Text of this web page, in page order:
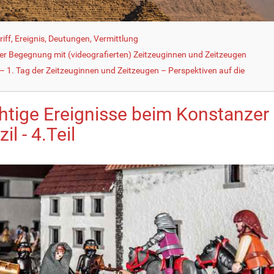
Ereignis, Deutungen, Vermittlung
Begegnung mit (videografierten) Zeitzeuginnen und Zeitzeugen
1. Tag der Zeitzeuginnen und Zeitzeugen – Perspektiven auf die
Ereignisse beim Konstanzer
- 4.Teil